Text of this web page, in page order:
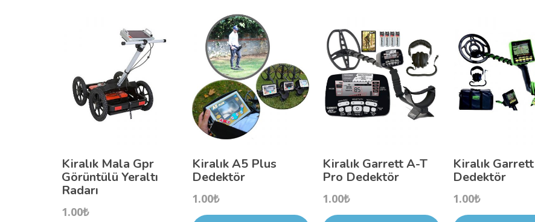
Kiralık Mala Gpr
Görüntülü Yeraltı
Radarı
1.00₺
Kiralık A5 Plus
Dedektör
1.00₺
Kiralık Garrett A-T
Pro Dedektör
1.00₺
Kiralık
Dedektör
1.00₺